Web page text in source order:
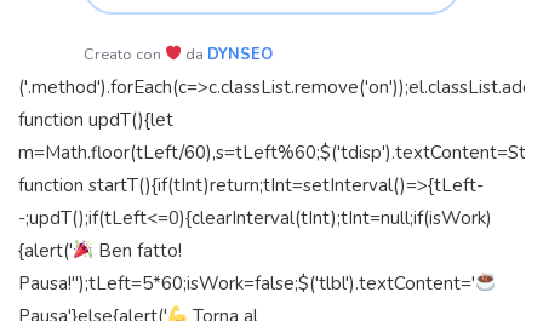
Creato con da DYNSEO
function updT(){let
m=Math.floor(tLeft/
function startT(){if(tInt)return;tInt=setInterval()=>{tLeft-
-;updT();if(tLeft<=0){clearInterval(tInt);tInt=null;if(isWork)
{alert('
Ben fatto!
Pausa!");tLeft=5*60;isWork=false;$('tlbl').textContent='
Pausa'}else{alert('
Torna al